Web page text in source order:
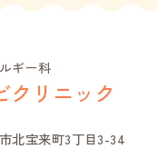
ギー科
クリニック
北宝来町3丁目3-34